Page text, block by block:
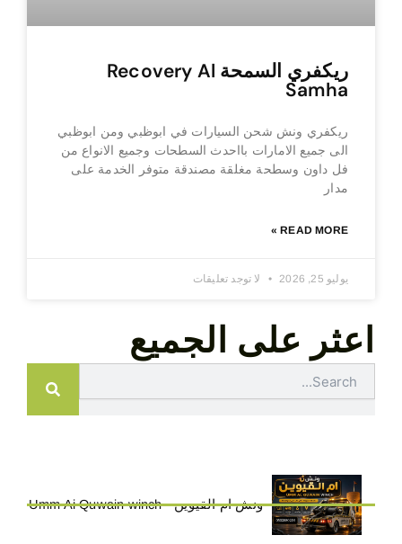
ريكفري السمحة Recovery Al
Samha
ريكفري ونش شحن السيارات في ابوظبي ومن ابوظبي
الى جميع الامارات بااحدث السطحات وجميع الانواع من
فل داون وسطحة مغلقة مصندقة متوفر الخدمة على
مدار
READ MORE »
يوليو 25, 2026 لا توجد تعليقات
اعثر على الجميع
ونش ام القيوين - Umm Ai Quwain winch